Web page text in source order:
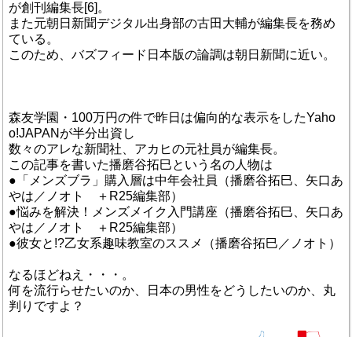
が創刊編集長[6]。
また元朝日新聞デジタル出身部の古田大輔が編集長を務め
ている。
このため、バズフィード日本版の論調は朝日新聞に近い。
森友学園・100万円の件で昨日は偏向的な表示をしたYaho
o!JAPANが半分出資し
数々のアレな新聞社、アカヒの元社員が編集長。
この記事を書いた播磨谷拓巳という名の人物は
●「メンズブラ」購入層は中年会社員（播磨谷拓巳、矢口あ
やは／ノオト ＋R25編集部）
●悩みを解決！メンズメイク入門講座（播磨谷拓巳、矢口あ
やは／ノオト ＋R25編集部）
●彼女と!?乙女系趣味教室のススメ（播磨谷拓巳／ノオト）
なるほどねえ・・・。
何を流行らせたいのか、日本の男性をどうしたいのか、丸
判りですよ？